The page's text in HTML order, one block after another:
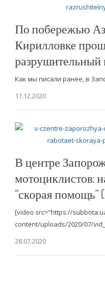
По побережью
Кирилловке
Как мы писали ранее, в
11.12.2020
В центре
мотоциклистов:
“скорая
[video src="https://
content/uploads/2020/07/
28.07.2020